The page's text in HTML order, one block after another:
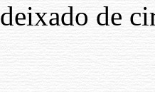
deixado de